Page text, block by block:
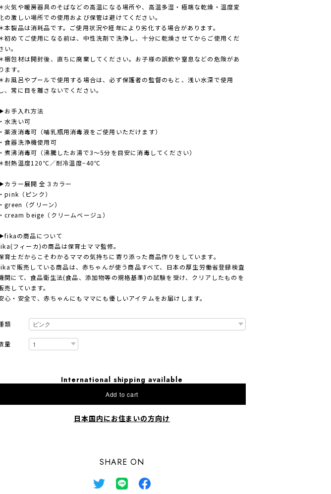
火気や暖房器具のそばなどの高温になる場所や、高温多湿・極端な乾燥・温度変
の激しい場所での使用および保管は避けてください。
本製品は消耗品です。ご使用状況や経年により劣化する場合があります。
初めてご使用になる前は、中性洗剤で洗浄し、十分に乾燥させてからご使用くだ
い。
梱包材は開封後、直ちに廃棄してください。お子様の誤飲や窒息などの危険があ
ります。
お風呂やプールで使用する場合は、必ず保護者の監督のもと、浅い水深で使用
し、常に目を離さないでください。
お手入れ方法
・水洗い可
・薬液消毒可（哺乳瓶用消毒液をご使用いただけます）
・食器洗浄機使用可
・煮沸消毒可（沸騰したお湯で3〜5分を目安に消毒してください）
耐熱温度120℃／耐冷温度−40℃
カラー展開 全３カラー
・pink（ピンク）
・green（グリーン）
・cream beige（クリームベージュ）
の商品について
フィーカ)の商品は保育士ママ監修。
育士だからこそわかるママの気持ちに寄り添った商品作りをしています。
で販売している商品は、赤ちゃんが使う商品すべて、日本の厚生労働省登録検査
関にて、食品衛生法(食品、添加物等の規格基準)の試験を受け、クリアしたものを
売しています。
心・安全で、赤ちゃんにもママにも優しいアイテムをお届けします。
類
量
International shipping available
Add to cart
日本国内にお住まいの方向け
SHARE ON